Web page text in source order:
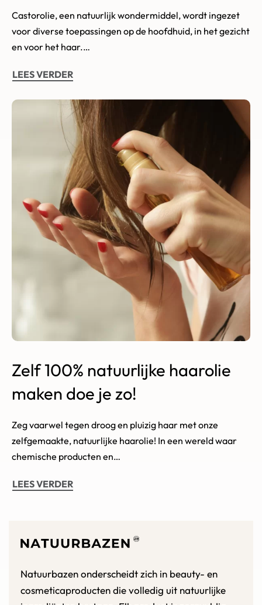
Castorolie, een natuurlijk wondermiddel, wordt ingezet
voor diverse toepassingen op de hoofdhuid, in het gezicht
en voor het haar.…
LEES VERDER
Zelf 100% natuurlijke haarolie
maken doe je zo!
Zeg vaarwel tegen droog en pluizig haar met onze
zelfgemaakte, natuurlijke haarolie! In een wereld waar
chemische producten en…
LEES VERDER
Natuurbazen onderscheidt zich in beauty- en
cosmeticaproducten die volledig uit natuurlijke